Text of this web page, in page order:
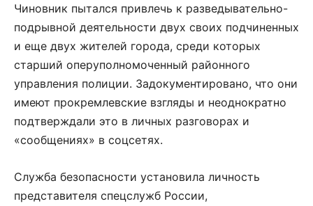
Чиновник пытался привлечь к разведывательно-
подрывной деятельности двух своих подчиненных
и еще двух жителей города, среди которых
старший оперуполномоченный районного
управления полиции. Задокументировано, что они
имеют прокремлевские взгляды и неоднократно
подтверждали это в личных разговорах и
«сообщениях» в соцсетях.
Служба безопасности установила личность
представителя спецслужб России,